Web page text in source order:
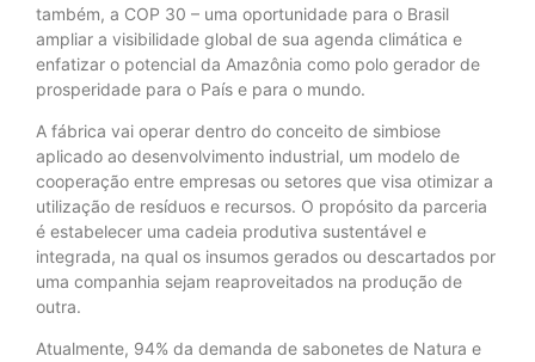
também, a COP 30 – uma oportunidade para o Brasil
ampliar a visibilidade global de sua agenda climática e
enfatizar o potencial da Amazônia como polo gerador de
prosperidade para o País e para o mundo.
A fábrica vai operar dentro do conceito de simbiose
aplicado ao desenvolvimento industrial, um modelo de
cooperação entre empresas ou setores que visa otimizar a
utilização de resíduos e recursos. O propósito da parceria
é estabelecer uma cadeia produtiva sustentável e
integrada, na qual os insumos gerados ou descartados por
uma companhia sejam reaproveitados na produção de
outra.
Atualmente, 94% da demanda de sabonetes de Natura e